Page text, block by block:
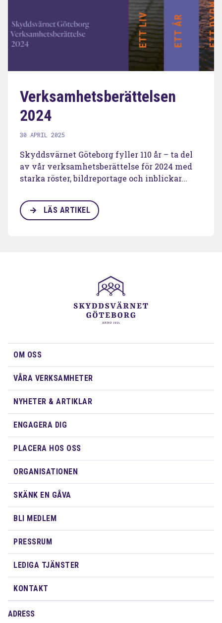
Verksamhetsberättelsen
2024
30 APRIL 2025
Skyddsvärnet Göteborg fyller 110 år – ta del
av vår verksamhetsberättelse för 2024 med
starka röster, bildreportage och inblickar...
LÄS ARTIKEL
OM OSS
VÅRA VERKSAMHETER
NYHETER & ARTIKLAR
ENGAGERA DIG
PLACERA HOS OSS
ORGANISATIONEN
SKÄNK EN GÅVA
BLI MEDLEM
PRESSRUM
LEDIGA TJÄNSTER
KONTAKT
ADRESS